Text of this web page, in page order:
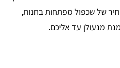
של שכפול מפתחות בחנות,
מנעולן עד אליכם.